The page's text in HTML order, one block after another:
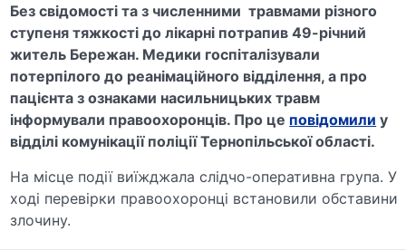
Без свідомості та з численними травмами різного
ступеня тяжкості до лікарні потрапив 49-річний
житель Бережан. Медики госпіталізували
потерпілого до реанімаційного відділення, а про
пацієнта з ознаками насильницьких травм
інформували правоохоронців. Про це повідомили у
відділі комунікації поліції Тернопільської області.
На місце події виїжджала слідчо-оперативна група. У
ході перевірки правоохоронці встановили обставини
злочину.